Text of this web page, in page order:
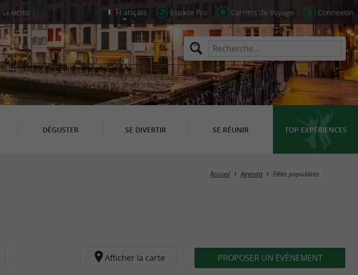
LA MÉTÉO Espace Pro Carnets de Voyage Connexion
DÉGUSTER SE DIVERTIR SE RÉUNIR TOP EXPÉRIENCES
Masquer la carte
Accueil Agenda Fêtes populaires
Afficher la carte PROPOSER UN ÉVÈNEMENT